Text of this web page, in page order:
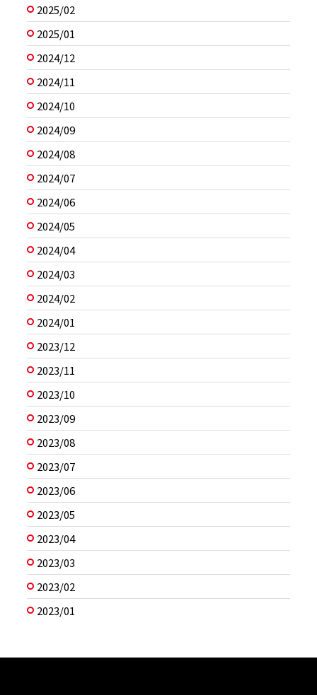
2025/02
2025/01
2024/12
2024/11
2024/10
2024/09
2024/08
2024/07
2024/06
2024/05
2024/04
2024/03
2024/02
2024/01
2023/12
2023/11
2023/10
2023/09
2023/08
2023/07
2023/06
2023/05
2023/04
2023/03
2023/02
2023/01